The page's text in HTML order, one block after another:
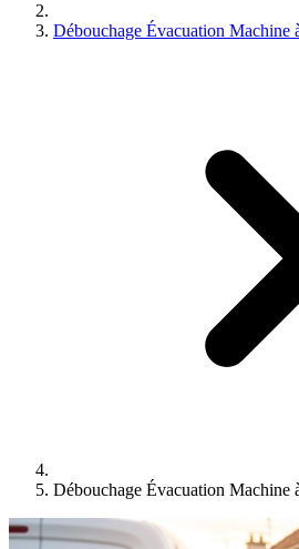
Débouchage Évacuation Machine
Débouchage Évacuation